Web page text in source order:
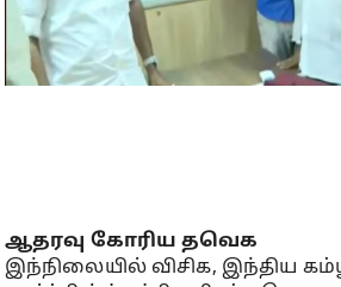
ஆதரவு கோரிய தவெக
இந்நிலையில் விசிக, இந்திய